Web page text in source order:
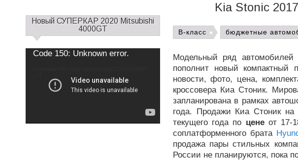
Kia Stonic
B-класс бюджетные
Модельный ряд автомобилей
пополнит новый
новости, фото, цена,
кроссовера Киа Стоник.
запланирована в рамках
года. Продажи Киа Стоник на
текущего года по ценеот 17-
соплатформенного брата
продажа пары стильных
России не планируются, пока
С
д
Новый СУПЕРКАР 2020 Mitsubishi
4000GT
Video
Code 150: Unknown error.Use
Up/Down
or
decrease
volume.